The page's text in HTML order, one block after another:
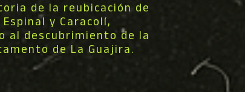
de la reubicación de
y Caracolí,
al descubrimiento de la
de La Guajira.